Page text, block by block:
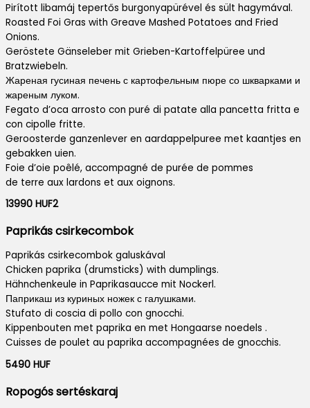
Pirított libamáj tepertős burgonyapürével és sült hagymával.
Roasted Foi Gras with Greave Mashed Potatoes and Fried
Onions.
Geröstete Gänseleber mit Grieben-Kartoffelpüree und
Bratzwiebeln.
Жареная гусиная печень с картофельным пюре со шкварками и
жареным луком.
Fegato d’oca arrosto con puré di patate alla pancetta fritta e
con cipolle fritte.
Geroosterde ganzenlever en aardappelpuree met kaantjes en
gebakken uien.
Foie d’oie poêlé, accompagné de purée de pommes
de terre aux lardons et aux oignons.
13990 HUF2
Paprikás csirkecombok
Paprikás csirkecombok galuskával
Chicken paprika (drumsticks) with dumplings.
Hähnchenkeule in Paprikasaucce mit Nockerl.
Паприкаш из куриных ножек с галушками.
Stufato di coscia di pollo con gnocchi.
Kippenbouten met paprika en met Hongaarse noedels .
Cuisses de poulet au paprika accompagnées de gnocchis.
5490 HUF
Ropogós sertéskaraj